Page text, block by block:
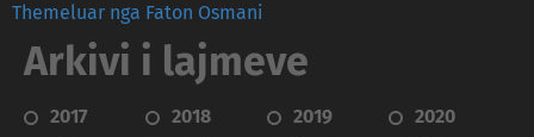
Themeluar nga Faton Osmani
Arkivi i lajmeve
2017 2018 2019
2020